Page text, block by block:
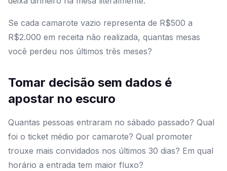
Se cada camarote vazio representa de R$500 a
R$2.000 em receita não realizada, quantas mesas
você perdeu nos últimos três meses?
Tomar decisão sem dados é
apostar no escuro
Quantas pessoas entraram no sábado passado? Qual
foi o ticket médio por camarote? Qual promoter
trouxe mais convidados nos últimos 30 dias? Em qual
horário a entrada tem maior fluxo?